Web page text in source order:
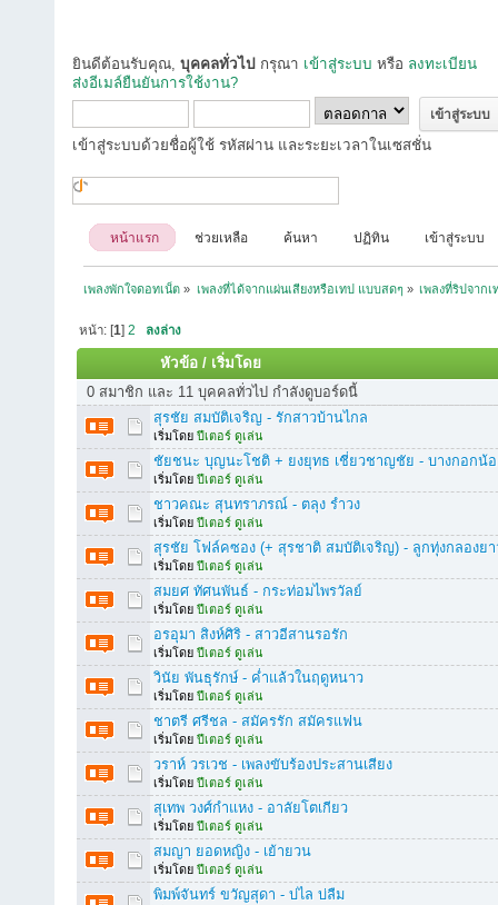
ยินดีต้อนรับคุณ, บุคคลทั่วไป กรุณา เข้าสู่ระบบ หรือ ลงทะเบียน
ส่งอีเมล์ยืนยันการใช้งาน?
เข้าสู่ระบบด้วยชื่อผู้ใช้ รหัสผ่าน และระยะเวลาในเซสชั่น
หน้าแรก ช่วยเหลือ ค้นหา ปฏิทิน เข้าสู่ระบบ
เพลงพักใจดอทเน็ต » เพลงที่ได้จากแผ่นเสียงหรือเทป แบบสดๆ » เพลงที่ริปจาก
หน้า: [1]2 ลงล่าง
หัวข้อ / เริ่มโดย
0 สมาชิก และ 11 บุคคลทั่วไป กำลังดูบอร์ดนี้
สุรชัย สมบัติเจริญ - รักสาวบ้านไกล
เริ่มโดย ปีเตอร์ ดูเล่น
ชัยชนะ บุญนะโชติ + ยงยุทธ เชี่ยวชาญชัย - บางกอกน้
เริ่มโดย ปีเตอร์ ดูเล่น
ชาวคณะ สุนทราภรณ์ - ตลุง รำวง
เริ่มโดย ปีเตอร์ ดูเล่น
สุรชัย โฟล์คซอง (+ สุรชาติ สมบัติเจริญ) - ลูกทุ่งกลองยา
เริ่มโดย ปีเตอร์ ดูเล่น
สมยศ ทัศนพันธ์ - กระท่อมไพรวัลย์
เริ่มโดย ปีเตอร์ ดูเล่น
อรอุมา สิงห์ศิริ - สาวอีสานรอรัก
เริ่มโดย ปีเตอร์ ดูเล่น
วินัย พันธุรักษ์ - ค่ำแล้วในฤดูหนาว
เริ่มโดย ปีเตอร์ ดูเล่น
ชาตรี ศรีชล - สมัครรัก สมัครแฟน
เริ่มโดย ปีเตอร์ ดูเล่น
วราห์ วรเวช - เพลงขับร้องประสานเสียง
เริ่มโดย ปีเตอร์ ดูเล่น
สุเทพ วงศ์กำแหง - อาลัยโตเกียว
เริ่มโดย ปีเตอร์ ดูเล่น
สมญา ยอดหญิง - เย้ายวน
เริ่มโดย ปีเตอร์ ดูเล่น
พิมพ์จันทร์ ขวัญสุดา - บ่ไล บ่ลืม